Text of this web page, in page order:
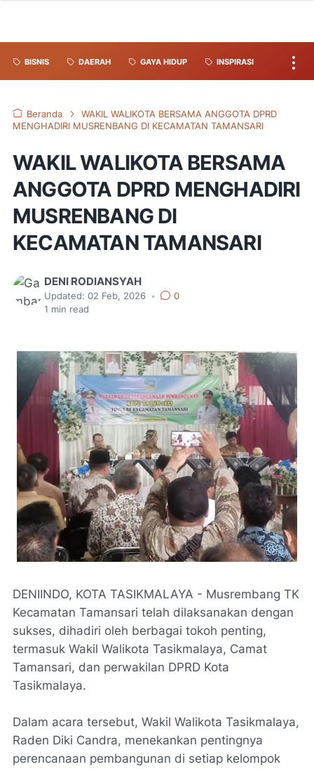
BISNIS DAERAH GAYA HIDUP INSPIRASI
Beranda
WAKIL WALIKOTA BERSAMA ANGGOTA DPRD
MENGHADIRI MUSRENBANG DI KECAMATAN TAMANSARI
WAKIL WALIKOTA BERSAMA
ANGGOTA DPRD MENGHADIRI
MUSRENBANG DI
KECAMATAN TAMANSARI
DENI RODIANSYAH
Updated: 02 Feb, 2026 •
0
1 min read
DENIINDO, KOTA TASIKMALAYA - Musrembang TK
Kecamatan Tamansari telah dilaksanakan dengan
sukses, dihadiri oleh berbagai tokoh penting,
termasuk Wakil Walikota Tasikmalaya, Camat
Tamansari, dan perwakilan DPRD Kota
Tasikmalaya.
Dalam acara tersebut, Wakil Walikota Tasikmalaya,
Raden Diki Candra, menekankan pentingnya
perencanaan pembangunan di setiap kelompok